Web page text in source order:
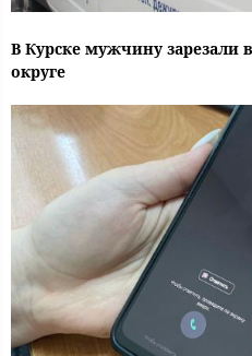
В Курске мужчину зарезали
округе